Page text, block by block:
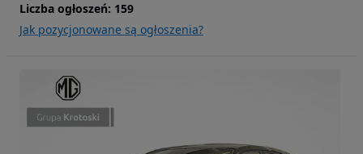
Liczba ogłoszeń: 159
Jak pozycjonowane są ogłoszenia?